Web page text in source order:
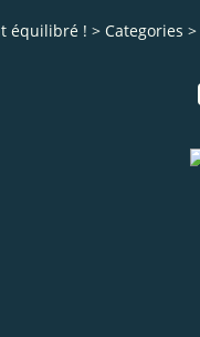
équilibré ! > Categories >